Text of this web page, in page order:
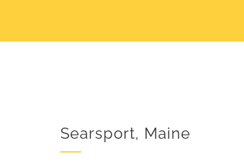
Searsport, Maine